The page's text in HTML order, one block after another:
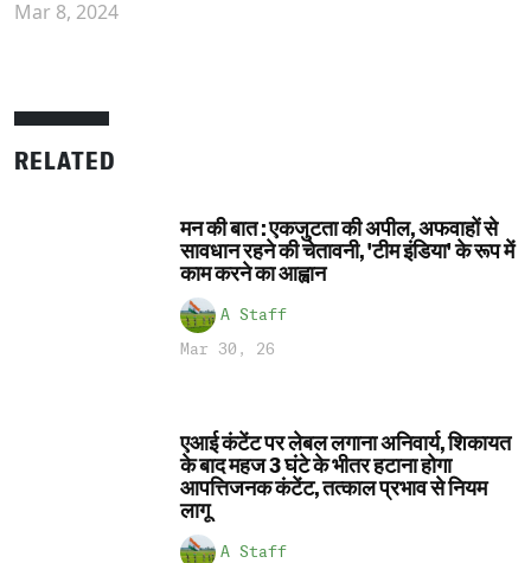
Mar 8, 2024
RELATED
मन की बात : एकजुटता की अपील, अफवाहों से
सावधान रहने की चेतावनी, 'टीम इंडिया' के रूप में
काम करने का आह्वान
A Staff
Mar 30, 26
एआई कंटेंट पर लेबल लगाना अनिवार्य, शिकायत
के बाद महज 3 घंटे के भीतर हटाना होगा
आपत्तिजनक कंटेंट, तत्काल प्रभाव से नियम
लागू
A Staff